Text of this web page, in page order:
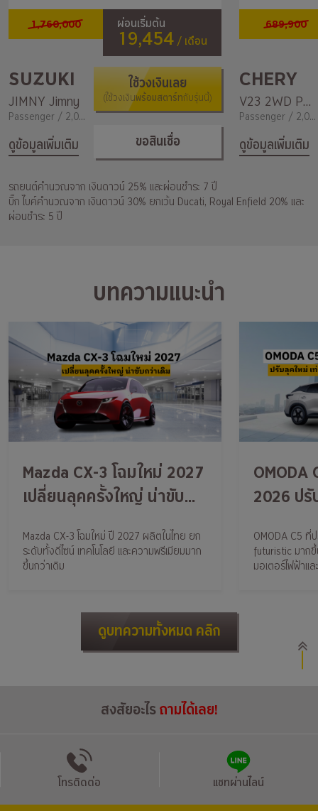
1,760,000 ผ่อนเริ่มต้น
19,454/ เดือน
SUZUKI
JIMNY Jimny
Passenger / 2,000
ดูข้อมูลเพิ่มเติม
ใช้วงเงินเลย
(ใช้วงเงินพร้อมสตาร์ทกับรุ่นนี้)
ขอสินเชื่อ
689,900
CHERY
V23 2WD PLAY
Passenger / 2,000
ดูข้อมูลเพิ่มเติม
รถยนต์คำนวณจาก เงินดาวน์ 25% และผ่อนชำระ 7 ปี
บิ๊ก ไบค์คำนวณจาก เงินดาวน์ 30% ยกเว้น Ducati, Royal Enfield 20% และ
ผ่อนชำระ 5 ปี
บทความแนะนำ
Mazda CX-3 โฉมใหม่ 2027
เปลี่ยนลุคครั้งใหญ่ น่าขับ
Mazda CX-3 โฉมใหม่ ปี 2027 ผลิตในไทย ยก
ระดับทั้งดีไซน์ เทคโนโลยี และความพรีเมียมมาก
ขึ้นกว่าเดิม
OMODA
2026 ปรั
OMODA C5 ที่
futuristic มาก
มอเตอร์ไฟฟ้าแล
ดูบทความทั้งหมด คลิก
สงสัยอะไรถามได้เลย!
โทรติดต่อ แชทผ่านไลน์